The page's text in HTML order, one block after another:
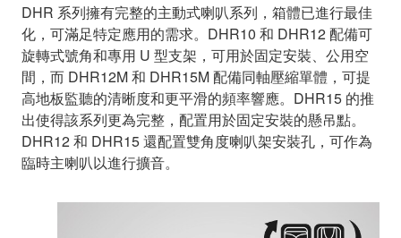
DHR 系列擁有完整的主動式喇叭系列，箱體已進行最佳
化，可滿足特定應用的需求。DHR10 和 DHR12 配備可
旋轉式號角和專用 U 型支架，可用於固定安裝、公用空
間，而 DHR12M 和 DHR15M 配備同軸壓縮單體，可提
高地板監聽的清晰度和更平滑的頻率響應。DHR15 的推
出使得該系列更為完整，配置用於固定安裝的懸吊點。
DHR12 和 DHR15 還配置雙角度喇叭架安裝孔，可作為
臨時主喇叭以進行擴音。